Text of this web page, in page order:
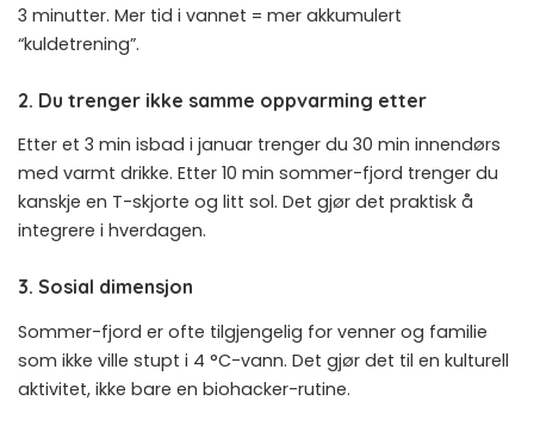
3 minutter. Mer tid i vannet = mer akkumulert
“kuldetrening”.
2. Du trenger ikke samme oppvarming etter
Etter et 3 min isbad i januar trenger du 30 min innendørs
med varmt drikke. Etter 10 min sommer-fjord trenger du
kanskje en T-skjorte og litt sol. Det gjør det praktisk å
integrere i hverdagen.
3. Sosial dimensjon
Sommer-fjord er ofte tilgjengelig for venner og familie
som ikke ville stupt i 4 °C-vann. Det gjør det til en kulturell
aktivitet, ikke bare en biohacker-rutine.